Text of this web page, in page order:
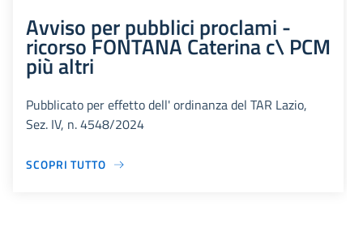
Avviso per pubblici proclami -
ricorso FONTANA Caterina c\ PCM
più altri
Pubblicato per effetto dell' ordinanza del TAR Lazio,
Sez. IV, n. 4548/2024
SCOPRI TUTTO